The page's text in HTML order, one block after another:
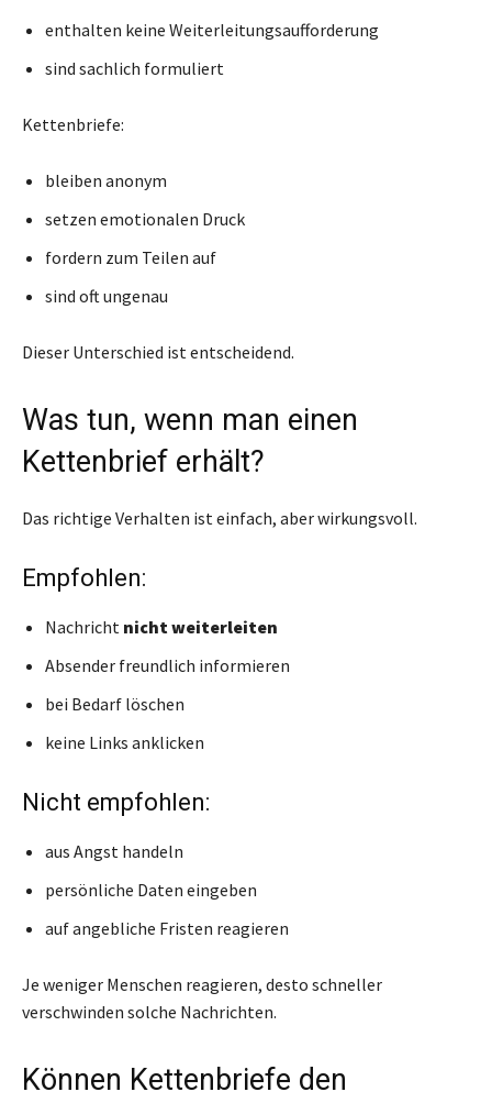
enthalten keine Weiterleitungsaufforderung
sind sachlich formuliert
Kettenbriefe:
bleiben anonym
setzen emotionalen Druck
fordern zum Teilen auf
sind oft ungenau
Dieser Unterschied ist entscheidend.
Was tun, wenn man einen
Kettenbrief erhält?
Das richtige Verhalten ist einfach, aber wirkungsvoll.
Empfohlen:
Nachricht nicht weiterleiten
Absender freundlich informieren
bei Bedarf löschen
keine Links anklicken
Nicht empfohlen:
aus Angst handeln
persönliche Daten eingeben
auf angebliche Fristen reagieren
Je weniger Menschen reagieren, desto schneller
verschwinden solche Nachrichten.
Können Kettenbriefe den